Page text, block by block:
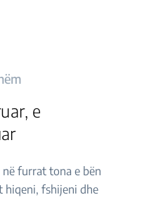
e
furrat tona e bën
fshijeni dhe